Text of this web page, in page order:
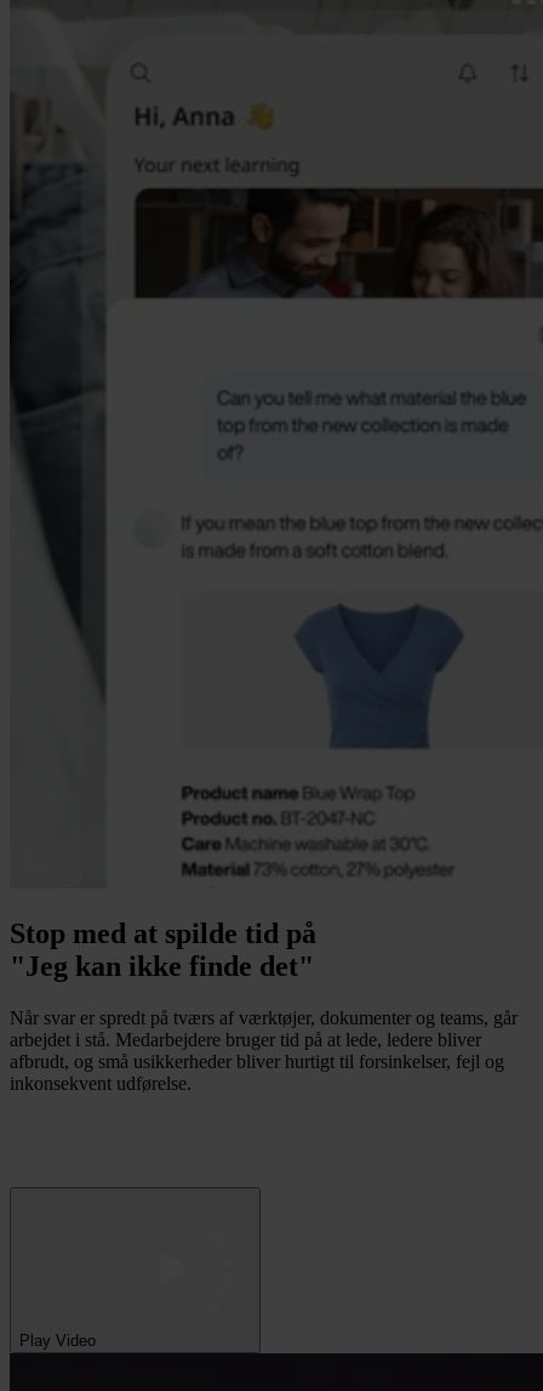
Stop med at spilde tid på
"Jeg kan ikke finde det"
Når svar er spredt på tværs af værktøjer, dokumenter og teams, går
arbejdet i stå. Medarbejdere bruger tid på at lede, ledere bliver
afbrudt, og små usikkerheder bliver hurtigt til forsinkelser, fejl og
inkonsekvent udførelse.
Play Video